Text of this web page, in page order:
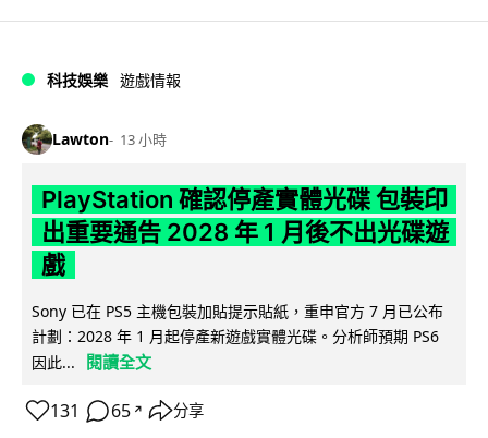
科技娛樂 遊戲情報
Lawton 13 小時
PlayStation 確認停產實體光碟 包裝印
出重要通告 2028 年 1 月後不出光碟遊
戲
Sony 已在 PS5 主機包裝加貼提示貼紙，重申官方 7 月已公布
計劃：2028 年 1 月起停產新遊戲實體光碟。分析師預期 PS6
因此...
閱讀全文
131 65 ↗ 分享